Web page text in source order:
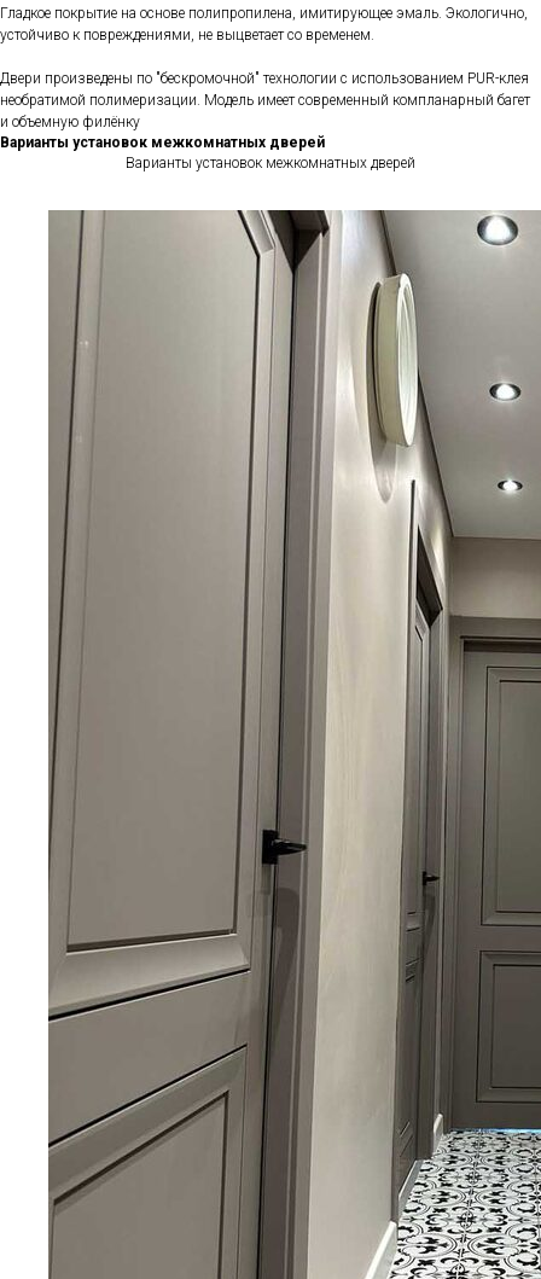
Гладкое покрытие на основе полипропилена, имитирующее эмаль. Экологично,
устойчиво к повреждениями, не выцветает со временем.
Двери произведены по "бескромочной" технологии с использованием PUR-клея
необратимой полимеризации. Модель имеет современный компланарный багет
и объемную филёнку
Варианты установок межкомнатных дверей
Варианты установок межкомнатных дверей